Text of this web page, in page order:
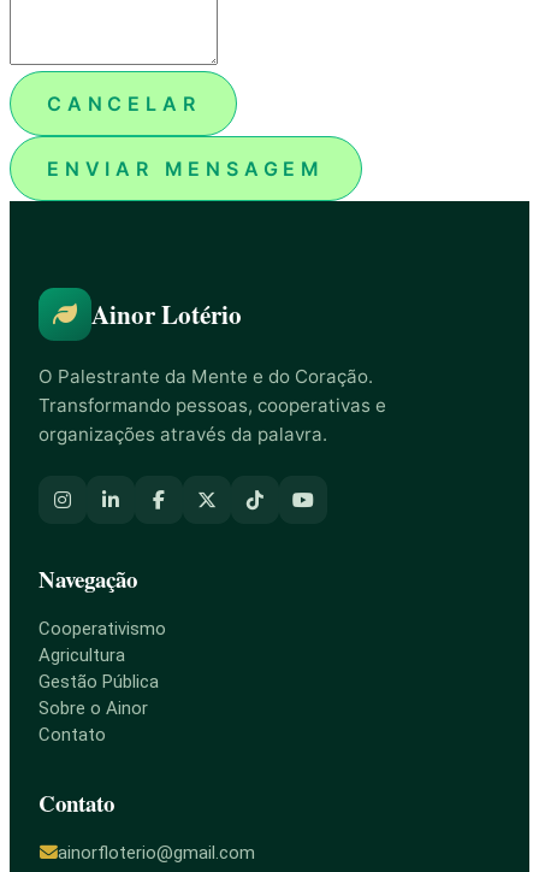
CANCELAR
ENVIAR MENSAGEM
Ainor Lotério
O Palestrante da Mente e do Coração.
Transformando pessoas, cooperativas e
organizações através da palavra.
Navegação
Cooperativismo
Agricultura
Gestão Pública
Sobre o Ainor
Contato
Contato
ainorfloterio@gmail.com